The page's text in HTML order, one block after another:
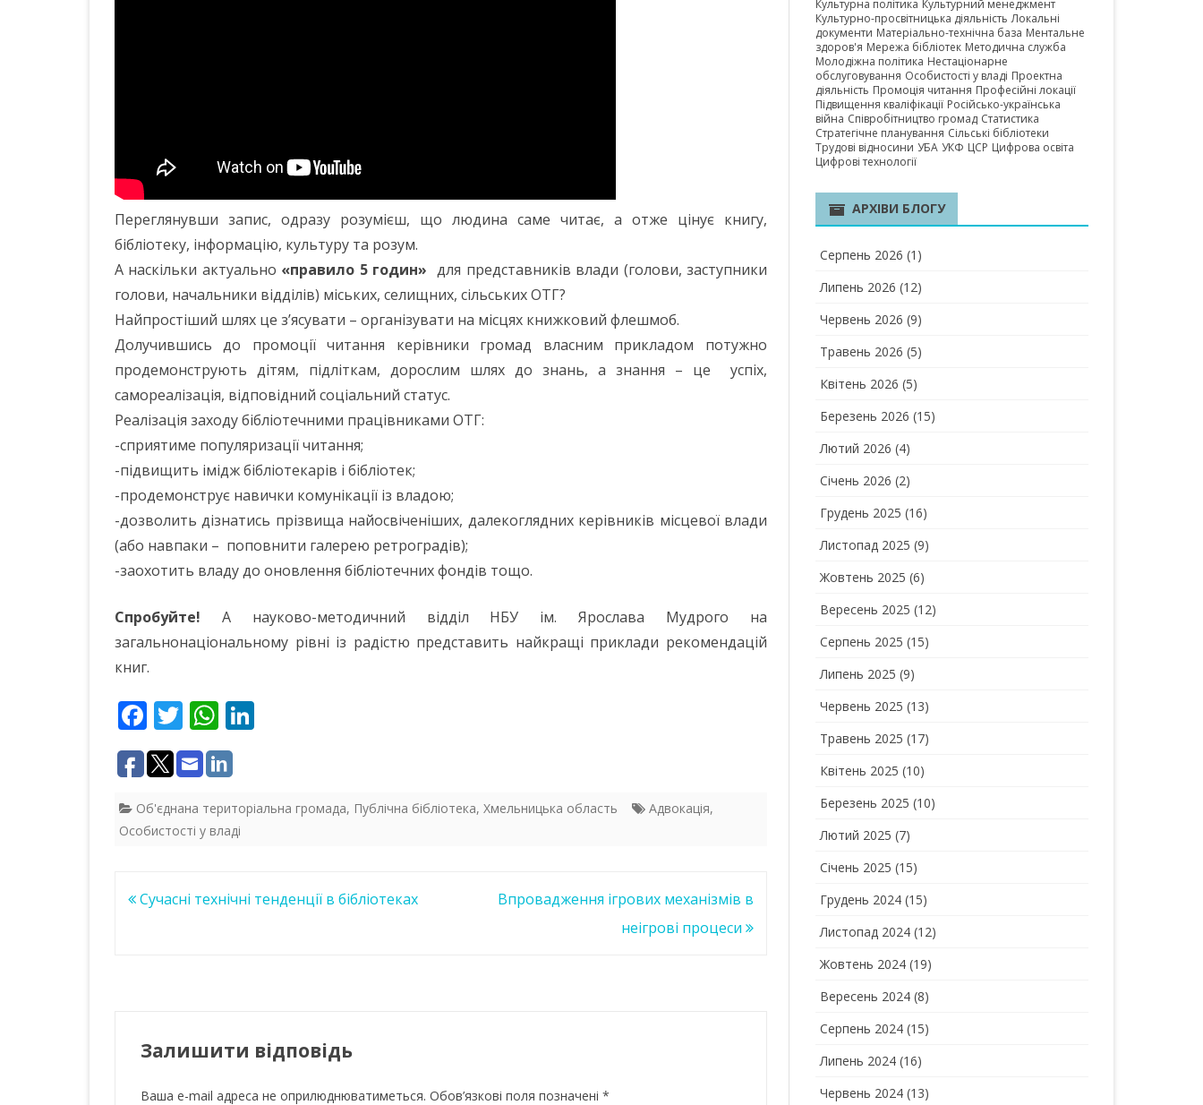
Переглянувши запис, одразу розумієш, що людина саме читає, а отже цінує книгу,
бібліотеку, інформацію, культуру та розум.
А наскільки актуально «правило 5 годин»для представників влади (голови, заступники
голови, начальники відділів) міських, селищних, сільських ОТГ?
Найпростіший шлях це з’ясувати – організувати на місцях книжковий флешмоб.
Долучившись до промоції читання керівники громад власним прикладом потужно
продемонструють дітям, підліткам, дорослим шлях до знань, а знання – це успіх,
самореалізація, відповідний соціальний статус.
Реалізація заходу бібліотечними працівниками ОТГ:
-сприятиме популяризації читання;
-підвищить імідж бібліотекарів і бібліотек;
-продемонструє навички комунікації із владою;
-дозволить дізнатись прізвища найосвіченіших, далекоглядних керівників місцевої влади
(або навпаки – поповнити галерею ретроградів);
-заохотить владу до оновлення бібліотечних фондів тощо.
Спробуйте! А науково-методичний відділ НБУ ім. Ярослава Мудрого на
загальнонаціональному рівні із радістю представить найкращі приклади рекомендацій
книг.
F
ac
e
b
o
k
T
w
itt
er
W
h
at
s
A
p
e
Об'єднана територіальна громада, Публічна бібліотека, Хмельницька область Адвокація,
Особистості у владі
Навігація
Сучасні технічні тенденції в бібліотеках
Впровадження ігрових механізмів в
неігрові процеси
Залишити відповідь
Ваша e-mail адреса не оприлюднюватиметься. Обов’язкові поля позначені *
Культурна політика Культурний менеджмент
Культурно-просвітницька діяльність Локальні
документи Матеріально-технічна база Ментальне
здоров'я Мережа бібліотек Методична служба
Молодіжна політика Нестаціонарне
обслуговування Особистості у владі Проектна
діяльність Промоція читання Професійні локації
Підвищення кваліфікації Російсько-українська
війна Співробітництво громад Статистика
Стратегічне планування Сільські бібліотеки
Трудові відносини УБА УКФ ЦСР Цифрова освіта
Цифрові технології
АРХІВИ БЛОГУ
Серпень 2026 (1)
Липень 2026 (12)
Червень 2026 (9)
Травень 2026 (5)
Квітень 2026 (5)
Березень 2026 (15)
Лютий 2026 (4)
Січень 2026 (2)
Грудень 2025 (16)
Листопад 2025 (9)
Жовтень 2025 (6)
Вересень 2025 (12)
Серпень 2025 (15)
Липень 2025 (9)
Червень 2025 (13)
Травень 2025 (17)
Квітень 2025 (10)
Березень 2025 (10)
Лютий 2025 (7)
Січень 2025 (15)
Грудень 2024 (15)
Листопад 2024 (12)
Жовтень 2024 (19)
Вересень 2024 (8)
Серпень 2024 (15)
Липень 2024 (16)
Червень 2024 (13)